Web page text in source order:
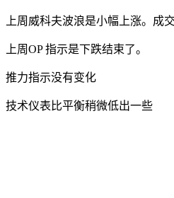
上周威科夫波浪是小幅上涨。成
上周OP 指示是下跌结束了。
推力指示没有变化
技术仪表比平衡稍微低出一些